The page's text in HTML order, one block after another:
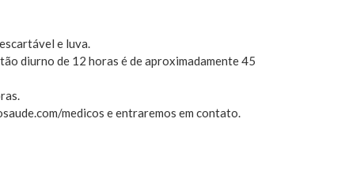
e luva.
diurno de 12 horas é de aproximadamente 45
medicos e entraremos em contato.